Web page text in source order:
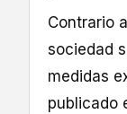
Contrario
sociedad
medidas
publicado